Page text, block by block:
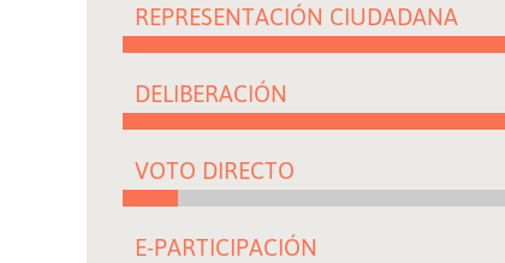
REPRESENTACIÓN CIUDADANA
DELIBERACIÓN
VOTO DIRECTO
E-PARTICIPACIÓN